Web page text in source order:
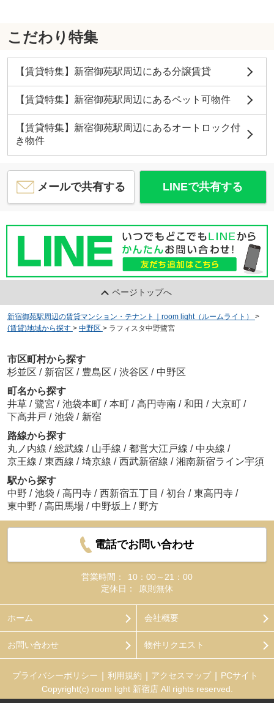
こだわり特集
【賃貸特集】新宿御苑駅周辺にある分譲賃貸
【賃貸特集】新宿御苑駅周辺にあるペット可物件
【賃貸特集】新宿御苑駅周辺にあるオートロック付
き物件
メールで共有する LINEで共有する
ページトップへ
新宿御苑駅周辺の賃貸マンション・テナント｜room light（ルームライト）
>
(賃貸)地域から探す > 中野区 > ラフィスタ中野鷺宮
市区町村から探す
杉並区 / 新宿区 / 豊島区 / 渋谷区 / 中野区
町名から探す
井草 / 鷺宮 / 池袋本町 / 本町 / 高円寺南 / 和田 / 大京町 /
下高井戸 / 池袋 / 新宿
路線から探す
丸ノ内線 / 総武線 / 山手線 / 都営大江戸線 / 中央線 /
京王線 / 東西線 / 埼京線 / 西武新宿線 / 湘南新宿ライン宇須
駅から探す
中野 / 池袋 / 高円寺 / 西新宿五丁目 / 初台 / 東高円寺 /
東中野 / 高田馬場 / 中野坂上 / 野方
電話でお問い合わせ
営業時間：
10：00～21：00
定休日：
原則無休
ホーム 会社概要
お問い合わせ 物件リクエスト
プライバシーポリシー 利用規約 アクセスマップ
PCサイト
Copyright(c) room light 新宿店 All rights reserved.